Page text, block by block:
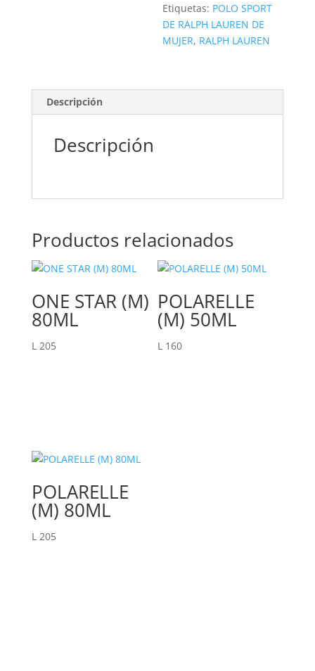
Etiquetas: POLO SPORT
DE RALPH LAUREN DE
MUJER, RALPH LAUREN
Descripción
Descripción
Productos relacionados
ONE STAR (M)
80ML
L205
POLARELLE
(M) 50ML
L160
POLARELLE
(M) 80ML
L205